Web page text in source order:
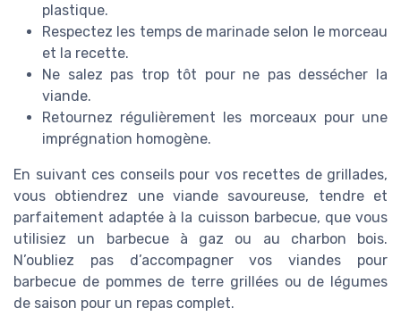
plastique.
Respectez les temps de marinade selon le morceau
et la recette.
Ne salez pas trop tôt pour ne pas dessécher la
viande.
Retournez régulièrement les morceaux pour une
imprégnation homogène.
En suivant ces conseils pour vos recettes de grillades,
vous obtiendrez une viande savoureuse, tendre et
parfaitement adaptée à la cuisson barbecue, que vous
utilisiez un barbecue à gaz ou au charbon bois.
N’oubliez pas d’accompagner vos viandes pour
barbecue de pommes de terre grillées ou de légumes
de saison pour un repas complet.